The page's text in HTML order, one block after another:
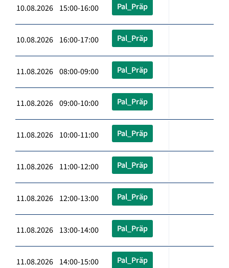
10.08.2026 15:00-16:00 Pal_Präp
10.08.2026 16:00-17:00 Pal_Präp
11.08.2026 08:00-09:00 Pal_Präp
11.08.2026 09:00-10:00 Pal_Präp
11.08.2026 10:00-11:00 Pal_Präp
11.08.2026 11:00-12:00 Pal_Präp
11.08.2026 12:00-13:00 Pal_Präp
11.08.2026 13:00-14:00 Pal_Präp
11.08.2026 14:00-15:00 Pal_Präp